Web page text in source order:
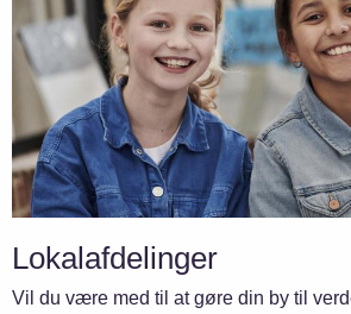
Lokalafdelinger
Vil du være med til at gøre din by til